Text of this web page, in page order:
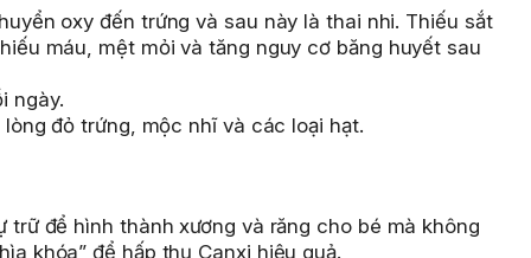
oxy đến trứng và sau này là thai nhi. Thiếu sắt
máu, mệt mỏi và tăng nguy cơ băng huyết sau
ngày.
đỏ trứng, mộc nhĩ và các loại hạt.
trữ để hình thành xương và răng cho bé mà không
khóa” để hấp thụ Canxi hiệu quả.